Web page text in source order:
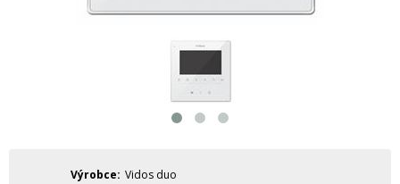
Výrobce Vidos duo